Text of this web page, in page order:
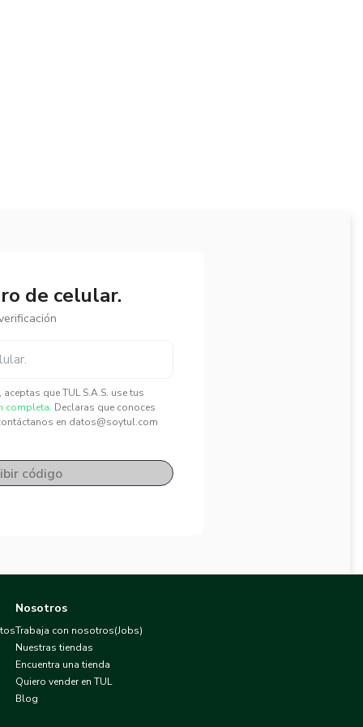
de celular.
que TUL S.A.S. use tus
completa. Declaras que conoces
en datos@soytul.com
código
Nosotros
Trabaja con nosotros(Jobs)
Nuestras tiendas
Encuentra una tienda
Quiero vender en TUL
Blog